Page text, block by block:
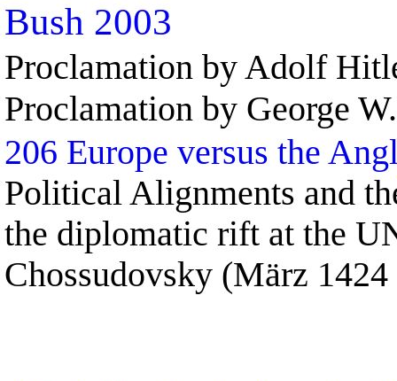
Bush 2003
Proclamation by Adolf
Proclamation by George
206 Europe versus the
Political Alignments and
the diplomatic rift at the
Chossudovsky (März